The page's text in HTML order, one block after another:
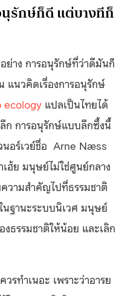
นุรักษ์ก็ดี แต่บางทีก็
ย่าง การอนุรักษ์ที่ว่าดีมันก็
นวคิดเรื่องการอนุรักษ์
ecology แปลเป็นไทยได้
ก การอนุรักษ์แบบลึกซึ้งนี้
นอร์เวย์ชื่อ Arne Næss
ฮ้ย มนุษย์ไม่ใช่ศูนย์กลาง
วามสำคัญไปที่ธรรมชาติ
ฐานะระบบนิเวศ มนุษย์
งธรรมชาติให้น้อย และเลิก
รทำเนอะ เพราะว่าอารย